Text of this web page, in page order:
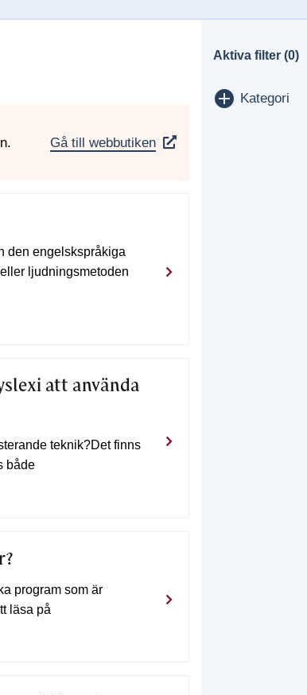
Gå till webbutiken
den engelskspråkiga
ljudningsmetoden
att använda
teknik?Det finns
både
program som är
läsa på
Aktiva filter (0)
Visa/döljKategori